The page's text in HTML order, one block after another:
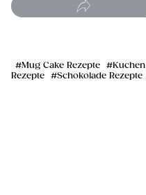
Mug Cake Rezepte
Rezepte
Schokolade Rezepte